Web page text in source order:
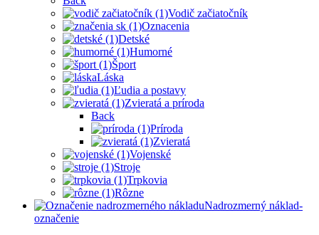
Vodič začiatočník
Oznacenia
Detské
Humorné
Šport
Láska
Ľudia a postavy
Zvieratá a príroda
Back
Príroda
Zvieratá
Vojenské
Stroje
Trpkovia
Rôzne
Nadrozmerný náklad-
označenie